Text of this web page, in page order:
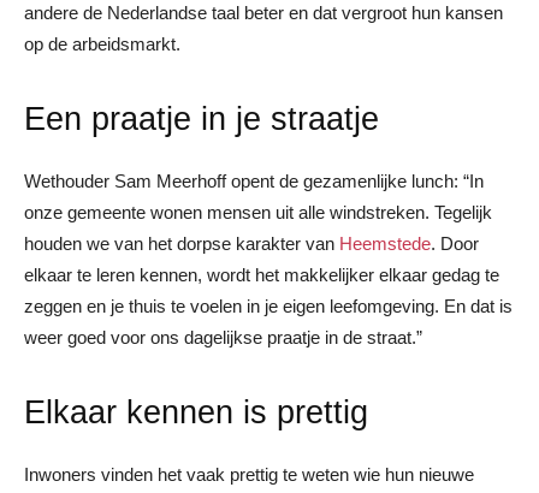
andere de Nederlandse taal beter en dat vergroot hun kansen
op de arbeidsmarkt.
Een praatje in je straatje
Wethouder Sam Meerhoff opent de gezamenlijke lunch: “In
onze gemeente wonen mensen uit alle windstreken. Tegelijk
houden we van het dorpse karakter van Heemstede. Door
elkaar te leren kennen, wordt het makkelijker elkaar gedag te
zeggen en je thuis te voelen in je eigen leefomgeving. En dat is
weer goed voor ons dagelijkse praatje in de straat.”
Elkaar kennen is prettig
Inwoners vinden het vaak prettig te weten wie hun nieuwe